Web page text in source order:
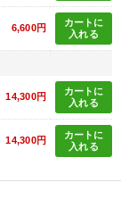
6,600円
カートに
入れる
14,300円
カートに
入れる
14,300円
カートに
入れる